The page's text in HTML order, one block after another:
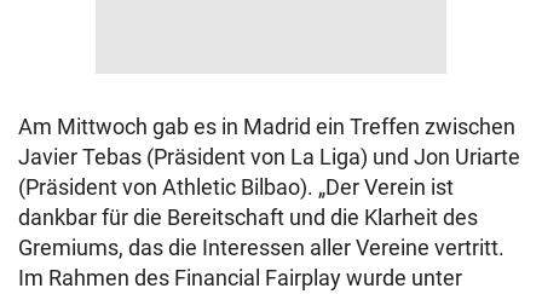
Am Mittwoch gab es in Madrid ein Treffen zwischen
Javier Tebas (Präsident von La Liga) und Jon Uriarte
(Präsident von Athletic Bilbao). „Der Verein ist
dankbar für die Bereitschaft und die Klarheit des
Gremiums, das die Interessen aller Vereine vertritt.
Im Rahmen des Financial Fairplay wurde unter